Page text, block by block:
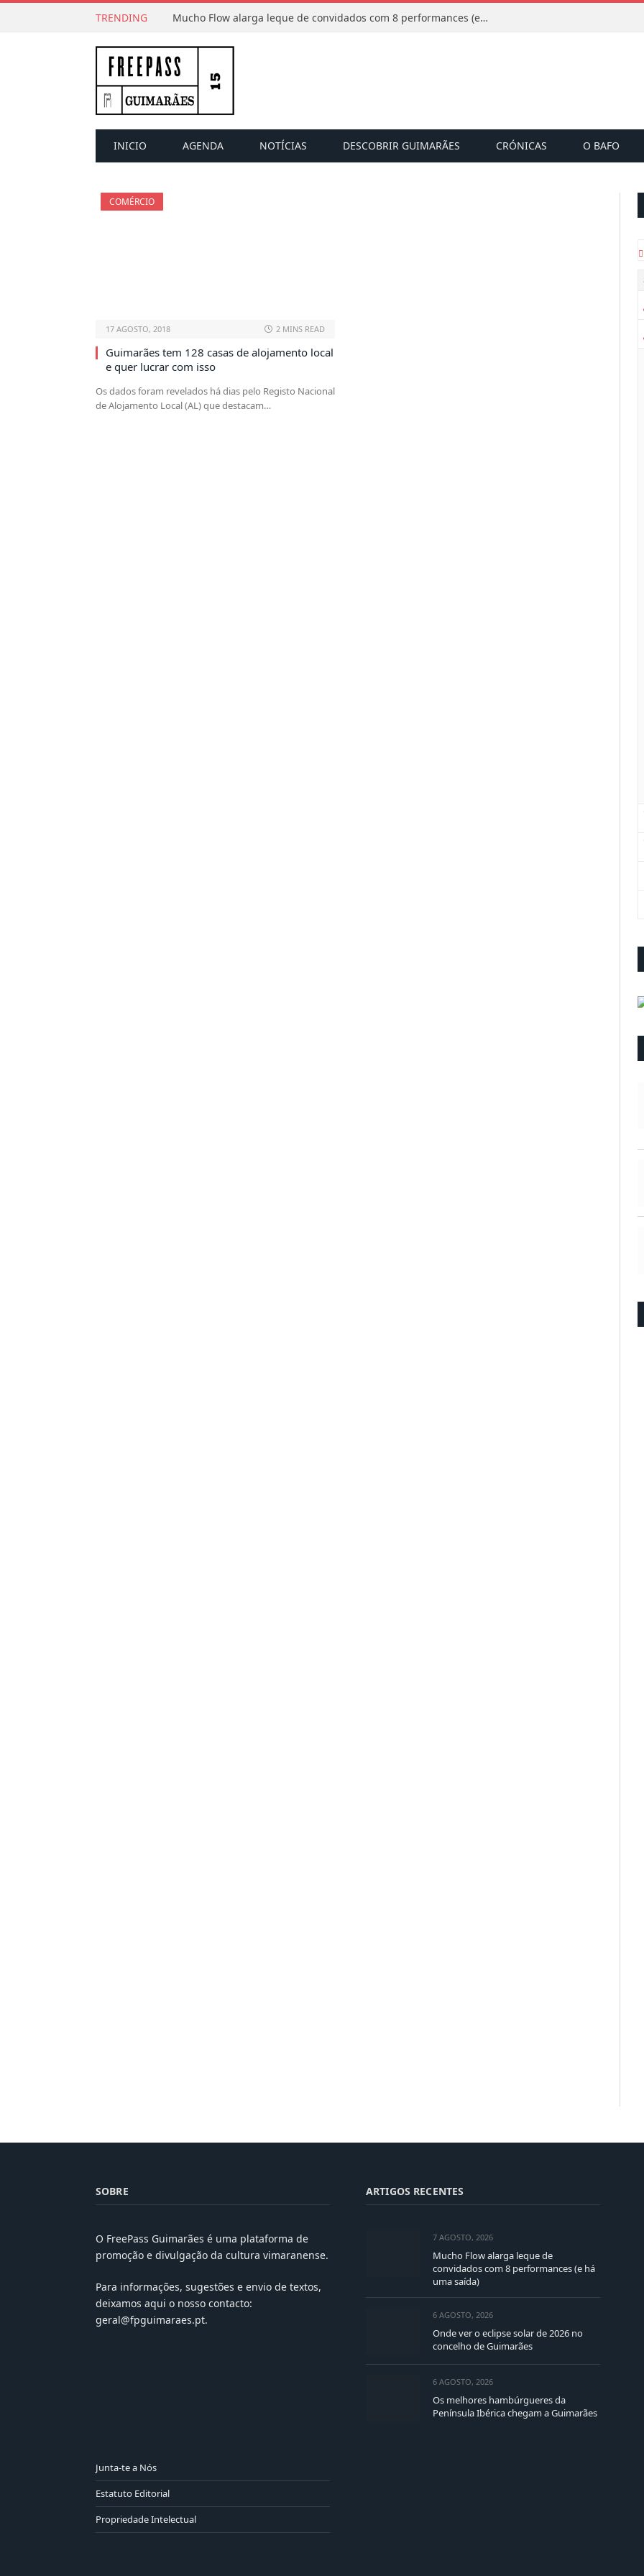
TRENDING Mucho Flow alarga leque de convidados com 8 performances (e há uma saída)
INICIO AGENDA NOTÍCIAS DESCOBRIR GUIMARÃES CRÓNICAS O BAFO
COMÉRCIO
17 AGOSTO, 2018 2 MINS READ
Guimarães tem 128 casas de alojamento local
e quer lucrar com isso
Os dados foram revelados há dias pelo Registo Nacional
de Alojamento Local (AL) que destacam…
SOBRE
O FreePass Guimarães é uma plataforma de
promoção e divulgação da cultura vimaranense.
Para informações, sugestões e envio de textos,
deixamos aqui o nosso contacto:
geral@fpguimaraes.pt.
ARTIGOS RECENTES
7 AGOSTO, 2026
Mucho Flow alarga leque de
convidados com 8 performances (e há
uma saída)
6 AGOSTO, 2026
Onde ver o eclipse solar de 2026 no
concelho de Guimarães
6 AGOSTO, 2026
Os melhores hambúrgueres da
Península Ibérica chegam a Guimarães
Junta-te a Nós
Estatuto Editorial
Propriedade Intelectual